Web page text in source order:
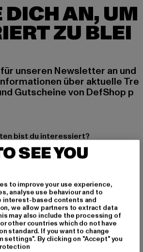
DICH AN, UM
ZU BLEI
unseren Newsletter an und
über aktuelle Tre
Gutscheine von DefShop p
bist du interessiert?
ANMELDEN
mit Deinen Daten umgeht, findest Du
Du kannst Dich jederzeit kostenfei
lesen.
SEE YOU
to improve your use experience,
analyse use behaviour and to
interest-based contents and
we allow partners to extract data
may also include the processing of
other countries which do not have
standard. If you want to change
settings". By clicking on "Accept" you